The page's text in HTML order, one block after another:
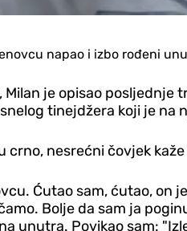
napao i izbo rođeni
je opisao
tinejdžera koji je na
crno, nesrećni čovjek
Ćutao sam, ćutao, on
Bolje da sam ja
unutra. Povikao sam: